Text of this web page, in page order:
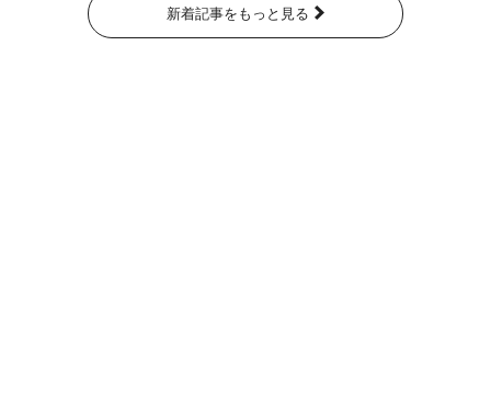
新着記事をもっと見る